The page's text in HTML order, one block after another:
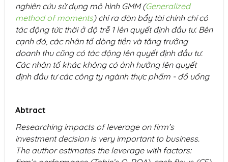
nghiên cứu sử dụng mô hình GMM (Generalized
method of moments) chỉ ra đòn bẩy tài chính chỉ có
tác động tức thời ở độ trễ 1 lên quyết định đầu tư. Bên
cạnh đó, các nhân tố dòng tiền và tăng trưởng
doanh thu cũng có tác động lên quyết định đầu tư.
Các nhân tố khác không có ảnh hưởng lên quyết
định đầu tư các công ty ngành thực phẩm - đồ uống
Abtract
Researching impacts of leverage on firm’s
investment decision is very important to business.
The author estimates the leverage with factors: